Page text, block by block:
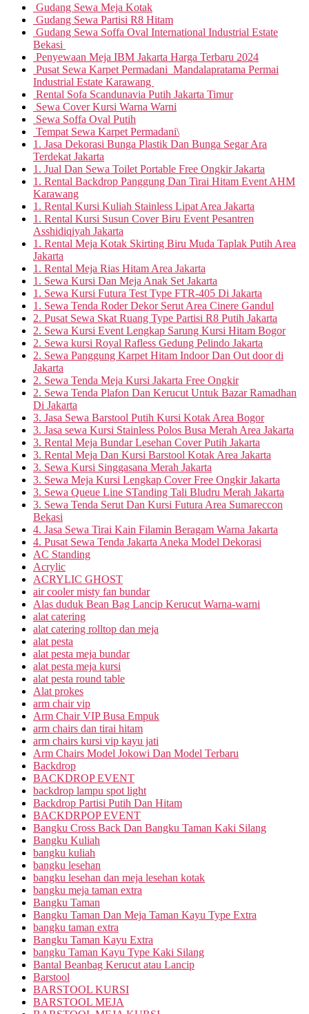
Gudang Sewa Meja Kotak
Gudang Sewa Partisi R8 Hitam
Gudang Sewa Soffa Oval International Industrial Estate
Bekasi
Penyewaan Meja IBM Jakarta Harga Terbaru 2024
Pusat Sewa Karpet Permadani Mandalapratama Permai
Industrial Estate Karawang
Rental Sofa Scandunavia Putih Jakarta Timur
Sewa Cover Kursi Warna Warni
Sewa Soffa Oval Putih
Tempat Sewa Karpet Permadani\
1. Jasa Dekorasi Bunga Plastik Dan Bunga Segar Ara
Terdekat Jakarta
1. Jual Dan Sewa Toilet Portable Free Ongkir Jakarta
1. Rental Backdrop Panggung Dan Tirai Hitam Event AHM
Karawang
1. Rental Kursi Kuliah Stainless Lipat Area Jakarta
1. Rental Kursi Susun Cover Biru Event Pesantren
Asshidiqiyah Jakarta
1. Rental Meja Kotak Skirting Biru Muda Taplak Putih Area
Jakarta
1. Rental Meja Rias Hitam Area Jakarta
1. Sewa Kursi Dan Meja Anak Set Jakarta
1. Sewa Kursi Futura Test Type FTR-405 Di Jakarta
1. Sewa Tenda Roder Dekor Serut Area Cinere Gandul
2. Pusat Sewa Skat Ruang Type Partisi R8 Putih Jakarta
2. Sewa Kursi Event Lengkap Sarung Kursi Hitam Bogor
2. Sewa kursi Royal Rafless Gedung Pelindo Jakarta
2. Sewa Panggung Karpet Hitam Indoor Dan Out door di
Jakarta
2. Sewa Tenda Meja Kursi Jakarta Free Ongkir
2. Sewa Tenda Plafon Dan Kerucut Untuk Bazar Ramadhan
Di Jakarta
3. Jasa Sewa Barstool Putih Kursi Kotak Area Bogor
3. Jasa sewa Kursi Stainless Polos Busa Merah Area Jakarta
3. Rental Meja Bundar Lesehan Cover Putih Jakarta
3. Rental Meja Dan Kursi Barstool Kotak Area Jakarta
3. Sewa Kursi Singgasana Merah Jakarta
3. Sewa Meja Kursi Lengkap Cover Free Ongkir Jakarta
3. Sewa Queue Line STanding Tali Bludru Merah Jakarta
3. Sewa Tenda Serut Dan Kursi Futura Area Sumareccon
Bekasi
4. Jasa Sewa Tirai Kain Filamin Beragam Warna Jakarta
4. Pusat Sewa Tenda Jakarta Aneka Model Dekorasi
AC Standing
Acrylic
ACRYLIC GHOST
air cooler misty fan bundar
Alas duduk Bean Bag Lancip Kerucut Warna-warni
alat catering
alat catering rolltop dan meja
alat pesta
alat pesta meja bundar
alat pesta meja kursi
alat pesta round table
Alat prokes
arm chair vip
Arm Chair VIP Busa Empuk
arm chairs dan tirai hitam
arm chairs kursi vip kayu jati
Arm Chairs Model Jokowi Dan Model Terbaru
Backdrop
BACKDROP EVENT
backdrop lampu spot light
Backdrop Partisi Putih Dan Hitam
BACKDRPOP EVENT
Bangku Cross Back Dan Bangku Taman Kaki Silang
Bangku Kuliah
bangku kuliah
bangku lesehan
bangku lesehan dan meja lesehan kotak
bangku meja taman extra
Bangku Taman
Bangku Taman Dan Meja Taman Kayu Type Extra
bangku taman extra
Bangku Taman Kayu Extra
bangku Taman Kayu Type Kaki Silang
Bantal Beanbag Kerucut atau Lancip
Barstool
BARSTOOL KURSI
BARSTOOL MEJA